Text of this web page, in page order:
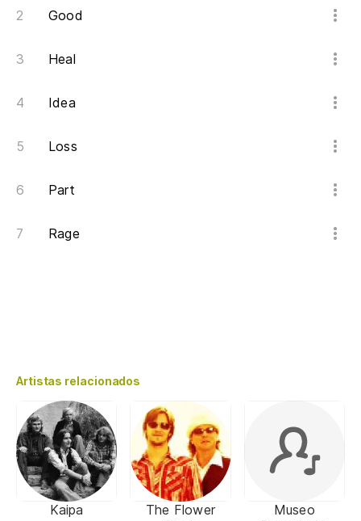
Good
Heal
Idea
Loss
Part
Rage
Artistas relacionados
Kaipa
The Flower
Museo